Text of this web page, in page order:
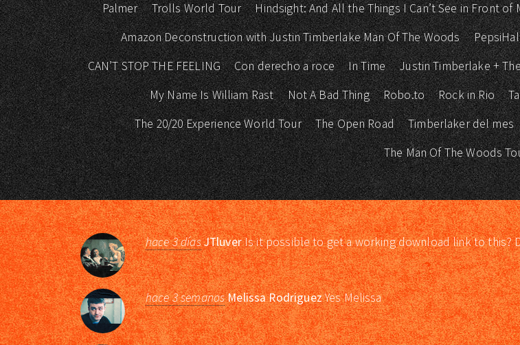
Palmer Trolls World Tour Hindsight: And All the Things I Can’t See in Front of
Amazon Deconstruction with Justin Timberlake Man Of The Woods
CAN’T STOP THE FEELING
Con derecho a roce In Time Justin Timberlake +
My Name Is William Rast
Not A Bad Thing Robo.to Rock in Rio
The 20/20 Experience World Tour
The Open Road Timberlaker del mes
The Man Of The Woods
hace 3 díasJTluverIs it possible to get a working download link to this?
hace 3 semanasMelissa RodriguezYes Melissa